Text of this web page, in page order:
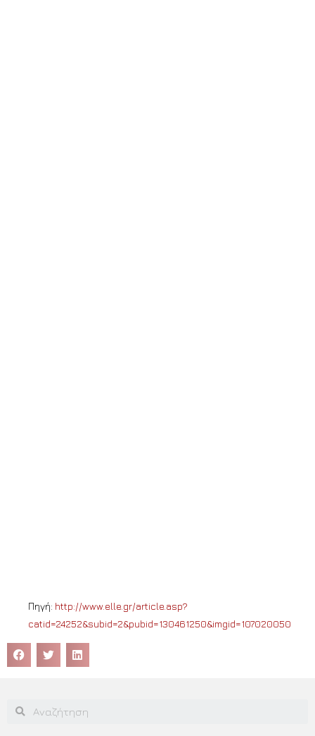
Πηγή: http://www.elle.gr/article.asp?
catid=24252&subid=2&pubid=130461250&imgid=107020050